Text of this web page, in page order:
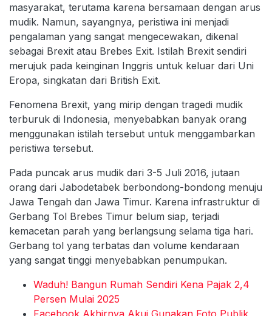
masyarakat, terutama karena bersamaan dengan arus
mudik. Namun, sayangnya, peristiwa ini menjadi
pengalaman yang sangat mengecewakan, dikenal
sebagai Brexit atau Brebes Exit. Istilah Brexit sendiri
merujuk pada keinginan Inggris untuk keluar dari Uni
Eropa, singkatan dari British Exit.
Fenomena Brexit, yang mirip dengan tragedi mudik
terburuk di Indonesia, menyebabkan banyak orang
menggunakan istilah tersebut untuk menggambarkan
peristiwa tersebut.
Pada puncak arus mudik dari 3-5 Juli 2016, jutaan
orang dari Jabodetabek berbondong-bondong menuju
Jawa Tengah dan Jawa Timur. Karena infrastruktur di
Gerbang Tol Brebes Timur belum siap, terjadi
kemacetan parah yang berlangsung selama tiga hari.
Gerbang tol yang terbatas dan volume kendaraan
yang sangat tinggi menyebabkan penumpukan.
Waduh! Bangun Rumah Sendiri Kena Pajak 2,4
Persen Mulai 2025